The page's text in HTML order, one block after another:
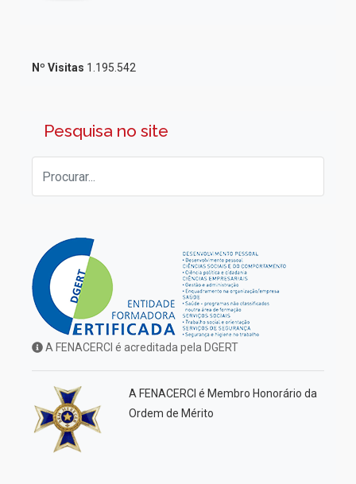
Nº Visitas 1.195.542
Pesquisa no site
A FENACERCI é acreditada pela DGERT
A FENACERCI é Membro Honorário da
Ordem de Mérito